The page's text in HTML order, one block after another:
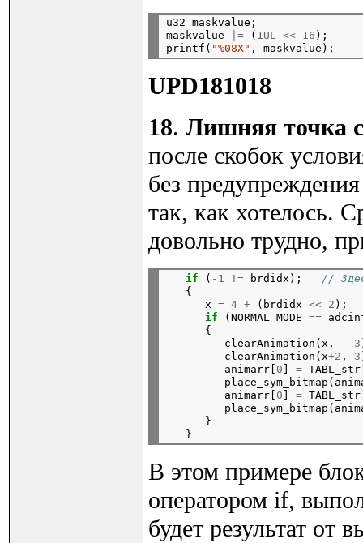
u32 maskvalue;
maskvalue
|= ( 1UL << 16 );
printf( "%08X"
UPD181018
18. Лишняя точка
после скобок
без
так, как хотелось.
довольно трудно,
if ( -1 != brdidx); //
   {
      x
= 4 + (brdidx << 2 );
if (NORMAL_MODE ==
      {
         clearAnimation(x,
3
         clearAnimation(x
+2 , 3
         animarr[
0 ] =
         animarr[
0 ] =
      }
В этом примере
оператором if,
будет результат от